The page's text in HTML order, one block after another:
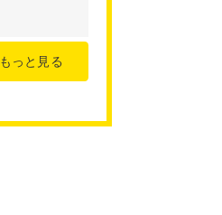
もっと見る